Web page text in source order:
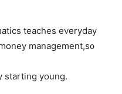
teaches everyday
management,s᧐
starting young.